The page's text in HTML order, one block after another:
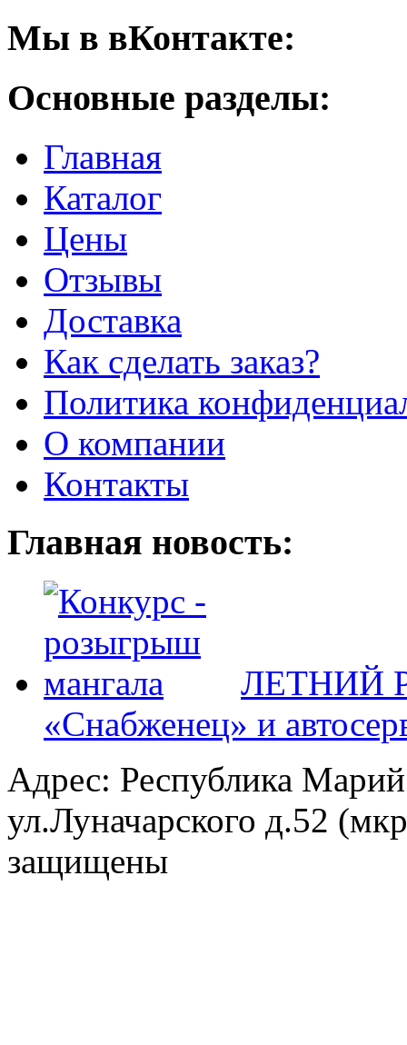
Мы в вКонтакте:
Основные разделы:
Главная
Каталог
Цены
Отзывы
Доставка
Как сделать заказ?
Политика
О компании
Контакты
Главная новость:
ЛЕТНИЙ
«Снабженец» и
Адрес: Республика
ул.Луначарского д.52
защищены